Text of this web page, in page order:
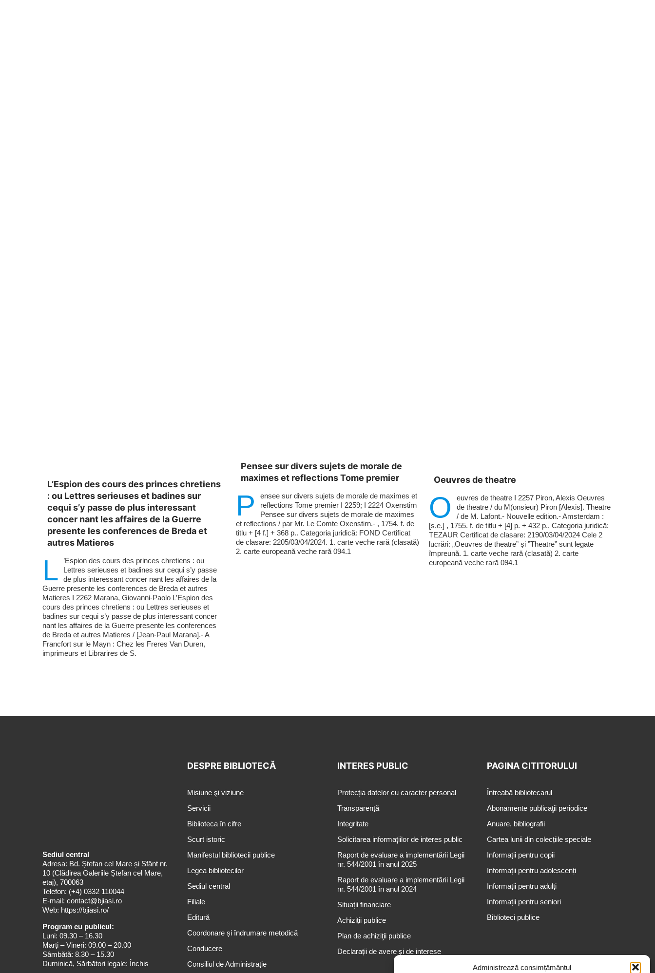
Administrează consimțământul
L’Espion des cours des princes chretiens
: ou Lettres serieuses et badines sur
cequi s’y passe de plus interessant
concer nant les affaires de la Guerre
presente les conferences de Breda et
autres Matieres
L
’Espion des cours des princes chretiens : ou
Lettres serieuses et badines sur cequi s’y passe
de plus interessant concer nant les affaires de la
Guerre presente les conferences de Breda et autres
Matieres I 2262 Marana, Giovanni-Paolo L’Espion des
cours des princes chretiens : ou Lettres serieuses et
badines sur cequi s’y passe de plus interessant concer
nant les affaires de la Guerre presente les conferences
de Breda et autres Matieres / [Jean-Paul Marana].- A
Francfort sur le Mayn : Chez les Freres Van Duren,
imprimeurs et Librarires de S.
Pensee sur divers sujets de morale de
maximes et reflections Tome premier
P
ensee sur divers sujets de morale de maximes et
reflections Tome premier I 2259; I 2224 Oxenstirn
Pensee sur divers sujets de morale de maximes
et reflections / par Mr. Le Comte Oxenstirn.- , 1754. f. de
titlu + [4 f.] + 368 p.. Categoria juridică: FOND Certificat
de clasare: 2205/03/04/2024. 1. carte veche rară (clasată)
2. carte europeană veche rară 094.1
Oeuvres de theatre
O
euvres de theatre I 2257 Piron, Alexis Oeuvres
de theatre / du M(onsieur) Piron [Alexis]. Theatre
/ de M. Lafont.- Nouvelle edition.- Amsterdam :
[s.e.] , 1755. f. de titlu + [4] p. + 432 p.. Categoria juridică:
TEZAUR Certificat de clasare: 2190/03/04/2024 Cele 2
lucrări: „Oeuvres de theatre” și ”Theatre” sunt legate
împreună. 1. carte veche rară (clasată) 2. carte
europeană veche rară 094.1
Sediul central
Adresa: Bd. Ștefan cel Mare și Sfânt nr.
10 (Clădirea Galeriile Ștefan cel Mare,
etaj), 700063
Telefon: (+4) 0332 110044
E-mail: contact@bjiasi.ro
Web: https://bjiasi.ro/
Program cu publicul:
Luni: 09.30 – 16.30
Marți – Vineri: 09.00 – 20.00
Sâmbătă: 8.30 – 15.30
Duminică, Sărbători legale: Închis
DESPRE BIBLIOTECĂ
Misiune şi viziune
Servicii
Biblioteca în cifre
Scurt istoric
Manifestul bibliotecii publice
Legea bibliotecilor
Sediul central
Filiale
Editură
Coordonare și îndrumare metodică
Conducere
Consiliul de Administrație
INTERES PUBLIC
Protecția datelor cu caracter personal
Transparență
Integritate
Solicitarea informaţiilor de interes public
Raport de evaluare a implementării Legii
nr. 544/2001 în anul 2025
Raport de evaluare a implementării Legii
nr. 544/2001 în anul 2024
Situații financiare
Achiziții publice
Plan de achiziţii publice
Declarații de avere și de interese
PAGINA CITITORULUI
Întreabă bibliotecarul
Abonamente publicaţii periodice
Anuare, bibliografii
Cartea lunii din colecțiile speciale
Informații pentru copii
Informații pentru adolescenți
Informații pentru adulți
Informații pentru seniori
Biblioteci publice